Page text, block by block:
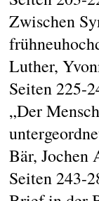
Zwischen
Luther,
Seiten 225-
„Der
Bär, Jochen
Seiten 243-